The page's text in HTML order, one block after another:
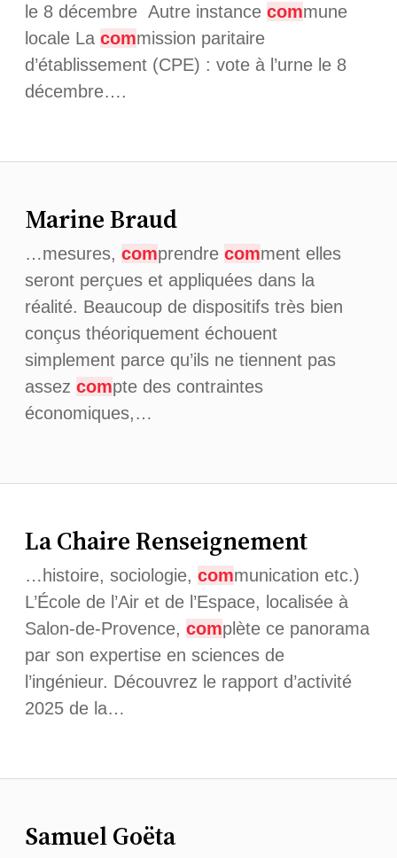
le 8 décembre Autre instance commune
locale La commission paritaire
d’établissement (CPE) : vote à l’urne le 8
décembre….
Marine Braud
…mesures, comprendre comment elles
seront perçues et appliquées dans la
réalité. Beaucoup de dispositifs très bien
conçus théoriquement échouent
simplement parce qu’ils ne tiennent pas
assez compte des contraintes
économiques,…
La Chaire Renseignement
…histoire, sociologie, communication etc.)
L’École de l’Air et de l’Espace, localisée à
Salon-de-Provence, complète ce panorama
par son expertise en sciences de
l’ingénieur. Découvrez le rapport d’activité
2025 de la…
Samuel Goëta